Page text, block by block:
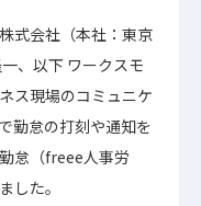
式会社（本社：東京
、以下 ワークスモ
ス現場のコミュニケ
勤怠の打刻や通知を
怠（freee人事労
した。